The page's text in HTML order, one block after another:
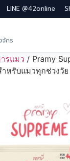
LINE @42online
จักร
รแมว / Pramy
หรับแมวทุกช่วงวั